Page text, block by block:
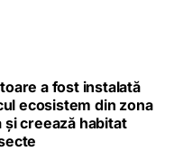
a fost instalată
ecosistem din zona
și creează habitat